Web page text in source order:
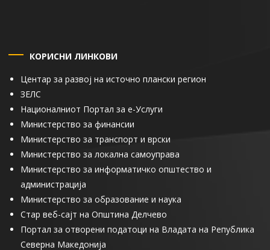
КОРИСНИ ЛИНКОВИ
Центар за развој на источно плански регион
ЗЕЛС
Националниот Портал за е-Услуги
Министерство за финансии
Министерство за транспорт и врски
Министерство за локална самоуправа
Министерство за информатичко општество и
администрација
Министерство за образование и наука
Стар веб-сајт на Општина Делчево
Портал за отворени податоци на Владата на Република
Северна Македонија